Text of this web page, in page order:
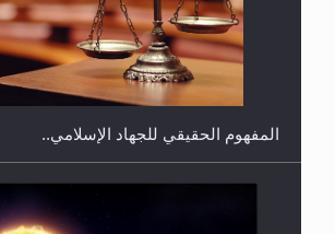
هل يجوز فتح مشروع كوافير نسائي
المحجبات؟
المفهوم الحقيقي للجهاد الإسلامي..